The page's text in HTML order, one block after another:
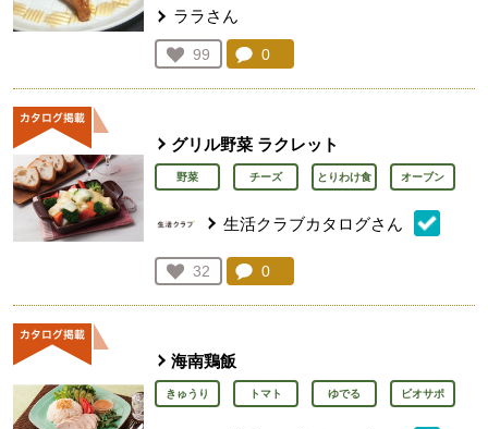
ララさん
お気に入り登録：
99
人が登録
コメント：
0
グリル野菜 ラクレット
野菜 チーズ とりわけ食 オーブン
生活クラブカタログさん
お気に入り登録：
32
人が登録
コメント：
0
海南鶏飯
きゅうり トマト ゆでる ビオサポ